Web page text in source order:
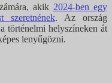
akik 2024-ben egy
szeretnének. Az ország
történelmi helyszíneken át
lenyűgözni.